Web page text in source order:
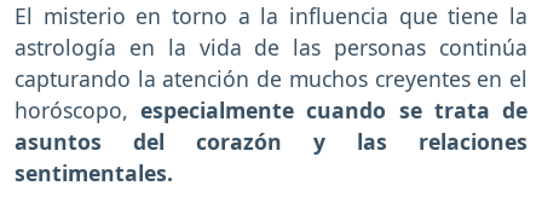
El misterio en torno a la influencia que tiene la
astrología en la vida de las personas continúa
capturando la atención de muchos creyentes en el
horóscopo, especialmente cuando se trata de
asuntos del corazón y las relaciones
sentimentales.